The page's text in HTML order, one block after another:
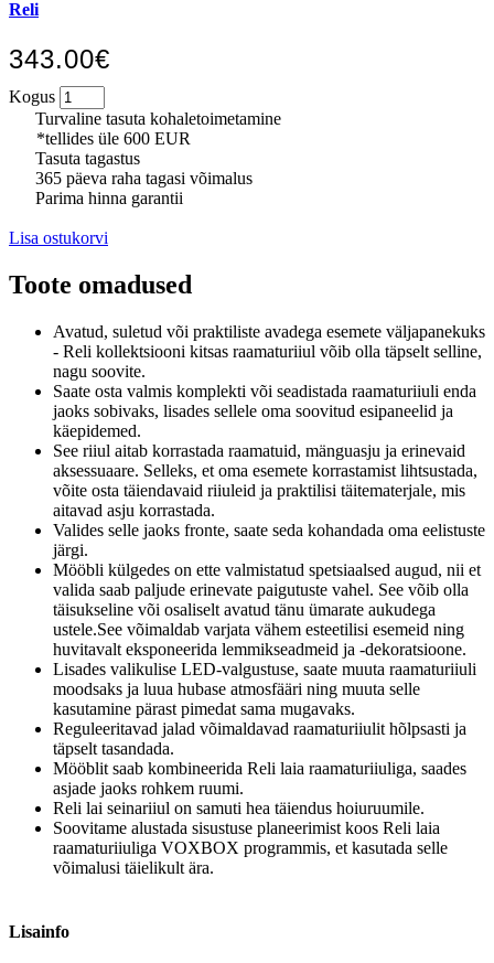
Reli
343.00€
Kogus
Turvaline tasuta kohaletoimetamine
*tellides üle 600 EUR
Tasuta tagastus
365 päeva raha tagasi võimalus
Parima hinna garantii
Lisa ostukorvi
Toote omadused
Avatud, suletud või praktiliste avadega esemete väljapanekuks
- Reli kollektsiooni kitsas raamaturiiul võib olla täpselt selline,
nagu soovite.
Saate osta valmis komplekti või seadistada raamaturiiuli enda
jaoks sobivaks, lisades sellele oma soovitud esipaneelid ja
käepidemed.
See riiul aitab korrastada raamatuid, mänguasju ja erinevaid
aksessuaare. Selleks, et oma esemete korrastamist lihtsustada,
võite osta täiendavaid riiuleid ja praktilisi täitematerjale, mis
aitavad asju korrastada.
Valides selle jaoks fronte, saate seda kohandada oma eelistuste
järgi.
Mööbli külgedes on ette valmistatud spetsiaalsed augud, nii et
valida saab paljude erinevate paigutuste vahel. See võib olla
täisukseline või osaliselt avatud tänu ümarate aukudega
ustele.See võimaldab varjata vähem esteetilisi esemeid ning
huvitavalt eksponeerida lemmikseadmeid ja -dekoratsioone.
Lisades valikulise LED-valgustuse, saate muuta raamaturiiuli
moodsaks ja luua hubase atmosfääri ning muuta selle
kasutamine pärast pimedat sama mugavaks.
Reguleeritavad jalad võimaldavad raamaturiiulit hõlpsasti ja
täpselt tasandada.
Mööblit saab kombineerida Reli laia raamaturiiuliga, saades
asjade jaoks rohkem ruumi.
Reli lai seinariiul on samuti hea täiendus hoiuruumile.
Soovitame alustada sisustuse planeerimist koos Reli laia
raamaturiiuliga VOXBOX programmis, et kasutada selle
võimalusi täielikult ära.
Lisainfo